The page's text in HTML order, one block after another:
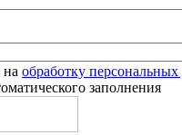
на обработку
заполнения